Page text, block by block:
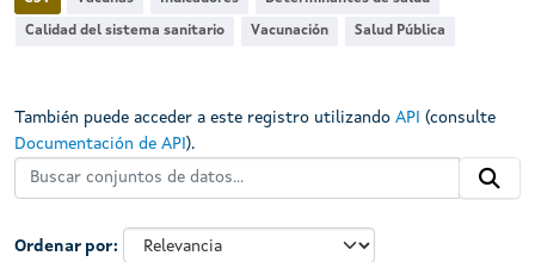
Ordenar por
Calidad del sistema sanitario Vacunación Salud Pública
También puede acceder a este registro utilizando API (consulte
Documentación de API ).